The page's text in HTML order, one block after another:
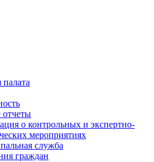
отчеты
о контрольных и экспертно-
мероприятиях
служба
граждан